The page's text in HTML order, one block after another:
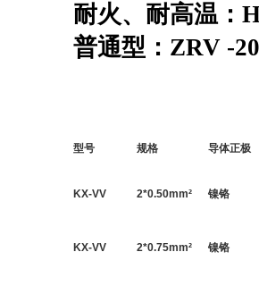
耐火、耐高温：
普通型： ZRV -
型号 规格 导体正极
KX-VV 2*0.50mm² 镍铬
KX-VV 2*0.75mm² 镍铬